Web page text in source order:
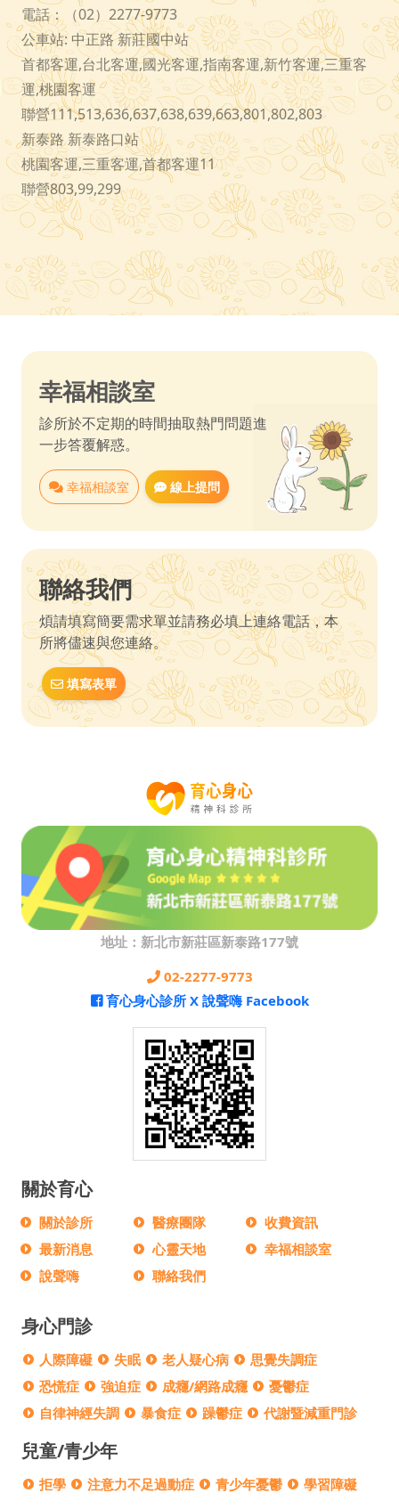
電話：（02）2277-9773
公車站: 中正路 新莊國中站
首都客運,台北客運,國光客運,指南客運,新竹客運,三重客
運,桃園客運
聯營111,513,636,637,638,639,663,801,802,803
新泰路 新泰路口站
桃園客運,三重客運,首都客運11
聯營803,99,299
幸福相談室
診所於不定期的時間抽取熱門問題進
一步答覆解惑。
幸福相談室 線上提問
聯絡我們
煩請填寫簡要需求單並請務必填上連絡電話，本
所將儘速與您連絡。
填寫表單
地址：新北市新莊區新泰路177號
02-2277-9773
育心身心診所 X 說聲嗨 Facebook
關於育心
關於診所 醫療團隊
收費資訊
最新消息
心靈天地
幸福相談室
說聲嗨
聯絡我們
身心門診
人際障礙 失眠 老人疑心病
思覺失調症
恐慌症
強迫症 成癮/網路成癮
憂鬱症
自律神經失調
暴食症 躁鬱症 代謝暨減重門診
兒童/青少年
拒學 注意力不足過動症 青少年憂鬱 學習障礙